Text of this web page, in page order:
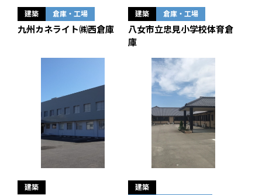
建築 倉庫・工場
九州カネライト㈱西倉庫
建築 倉庫・工場
八女市立忠見小学校体育倉
庫
建築
建築